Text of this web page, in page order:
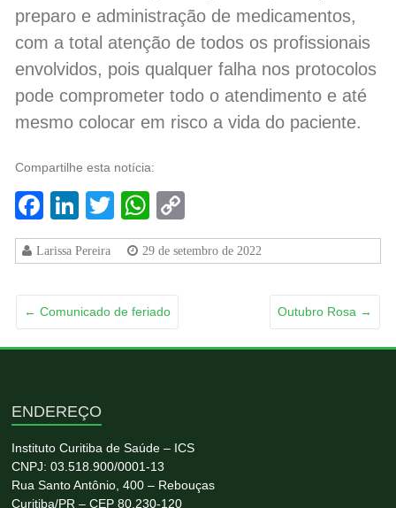
preparo e administração de medicamentos,
com a total atenção de todos os profissionais
envolvidos, pois qualquer falha nos protocolos
pode comprometer todo o atendimento e até
mesmo colocar em risco a vida do paciente.
Compartilhe esta notícia:
Facebook
LinkedIn
TwitterWhatsApp
Link
Larissa Pereira 29 de setembro de 2022
← Comunicado de feriado Outubro Rosa →
ENDEREÇO
Instituto Curitiba de Saúde – ICS
CNPJ: 03.518.900/0001-13
Rua Santo Antônio, 400 – Rebouças
Curitiba/PR – CEP 80.230-120